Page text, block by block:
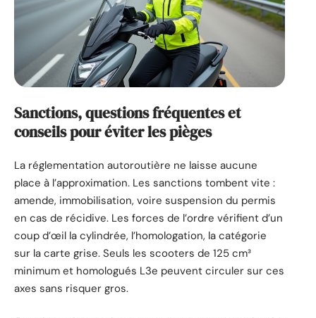
Sanctions, questions fréquentes et
conseils pour éviter les pièges
La réglementation autoroutière ne laisse aucune
place à l’approximation. Les sanctions tombent vite :
amende, immobilisation, voire suspension du permis
en cas de récidive. Les forces de l’ordre vérifient d’un
coup d’œil la cylindrée, l’homologation, la catégorie
sur la carte grise. Seuls les scooters de 125 cm³
minimum et homologués L3e peuvent circuler sur ces
axes sans risquer gros.